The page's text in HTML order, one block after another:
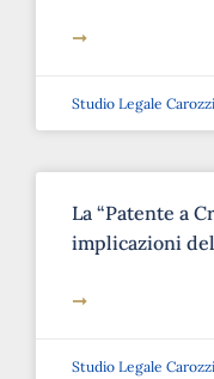
➞
Studio Legale Carozzi
La “Patente a
implicazioni
➞
Studio Legale Carozzi